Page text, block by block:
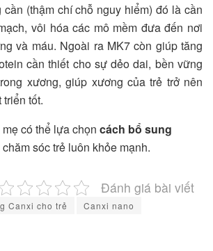
(thậm chí chỗ nguy hiểm) đó là cần
vôi hóa các mô mềm đưa đến nơi
và máu. Ngoài ra MK7 còn giúp tăng
cần thiết cho sự dẻo dai, bền vững
xương, giúp xương của trẻ trở nên
tốt.
có thể lựa chọn cách bổ sung
sóc trẻ luôn khỏe mạnh.
Đánh giá bài viết
Canxi cho trẻ Canxi nano